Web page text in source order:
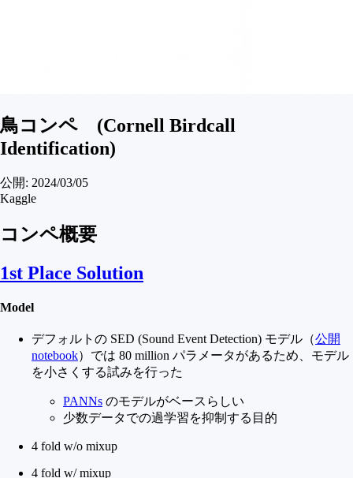
鳥コンペ (Cornell Birdcall
Identification)
公開: 2024/03/05
Kaggle
コンペ概要
1st Place Solution
Model
デフォルトの SED (Sound Event Detection) モデル（公開
notebook）では 80 million パラメータがあるため、モデル
を小さくする試みを行った
PANNs のモデルがベースらしい
少数データでの過学習を抑制する目的
4 fold w/o mixup
4 fold w/ mixup